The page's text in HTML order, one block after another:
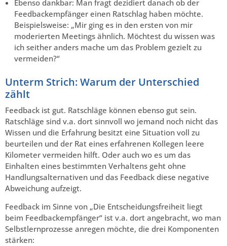
Ebenso dankbar: Man fragt dezidiert danach ob der
Feedbackempfänger einen Ratschlag haben möchte.
Beispielsweise: „Mir ging es in den ersten von mir
moderierten Meetings ähnlich. Möchtest du wissen was
ich seither anders mache um das Problem gezielt zu
vermeiden?“
Unterm Strich: Warum der Unterschied
zählt
Feedback ist gut. Ratschläge können ebenso gut sein.
Ratschläge sind v.a. dort sinnvoll wo jemand noch nicht das
Wissen und die Erfahrung besitzt eine Situation voll zu
beurteilen und der Rat eines erfahrenen Kollegen leere
Kilometer vermeiden hilft. Oder auch wo es um das
Einhalten eines bestimmten Verhaltens geht ohne
Handlungsalternativen und das Feedback diese negative
Abweichung aufzeigt.
Feedback im Sinne von „Die Entscheidungsfreiheit liegt
beim Feedbackempfänger“ ist v.a. dort angebracht, wo man
Selbstlernprozesse anregen möchte, die drei Komponenten
stärken: